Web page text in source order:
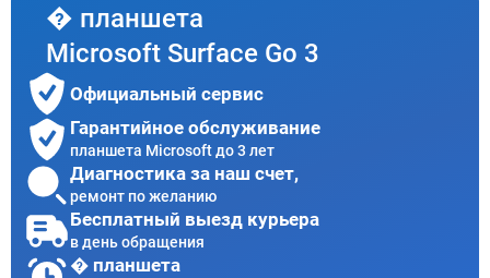
� планшета
Microsoft Surface Go 3
Официальный сервис
Гарантийное обслуживание
планшета Microsoft до 3 лет
Диагностика за наш счет,
ремонт по желанию
Бесплатный выезд курьера
в день обращения
� планшета